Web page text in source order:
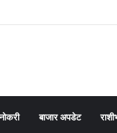
प्रभावी
नोकरी बाजार अपडेट